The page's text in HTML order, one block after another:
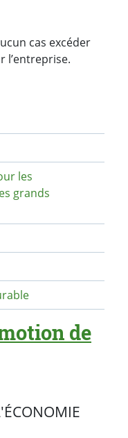
cas excéder
l’entreprise.
les
grands
de